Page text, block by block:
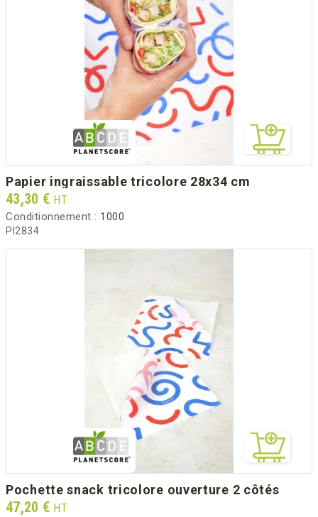
papier ingraissable tricolore 28x34 cm
Prix
43,30 € HT
Conditionnement : 1000
PI2834
pochette snack tricolore ouverture 2 côtés
Prix
47,20 € HT